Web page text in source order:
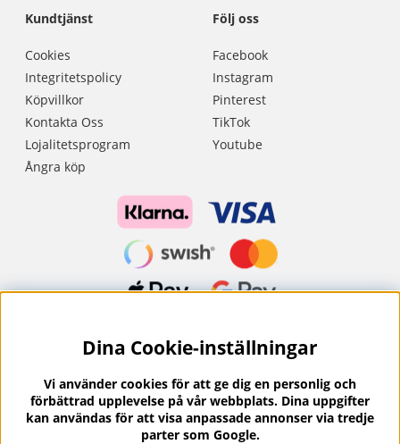
Kundtjänst
Cookies
Integritetspolicy
Köpvillkor
Kontakta Oss
Lojalitetsprogram
Ångra köp
Följ oss
Facebook
Instagram
Pinterest
TikTok
Youtube
Nyhetsbrev?
I vårt nyhetsbrev får du ta del av nyheter och
erbjudanden.
Dina Cookie-inställningar
Vi använder cookies för att ge dig en personlig och
förbättrad upplevelse på vår webbplats. Dina uppgifter
kan användas för att visa anpassade annonser via tredje
parter som Google.